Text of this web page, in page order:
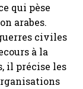
qui pèse
arabes.
civiles
à la
il précise les